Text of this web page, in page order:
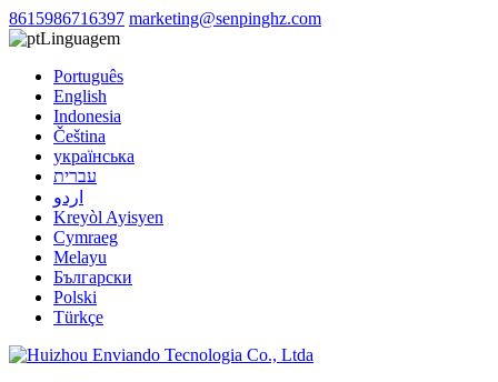
8615986716397 marketing@senpinghz.com
Linguagem
Português
English
Indonesia
Čeština
українська
עברית
اردو
Kreyòl Ayisyen
Cymraeg
Melayu
Български
Polski
Türkçe